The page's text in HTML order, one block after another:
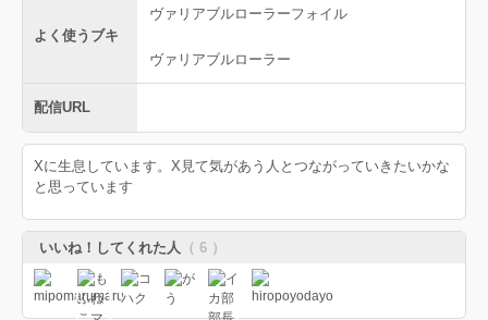
よく使うブキ
ヴァリアブルローラーフォイル
ヴァリアブルローラー
配信URL
Xに生息しています。X見て気があう人とつながっていきたいかな
と思っています
いいね！してくれた人 （ 6 ）